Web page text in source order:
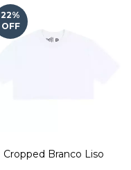
22%
OFF
Cropped Branco Liso